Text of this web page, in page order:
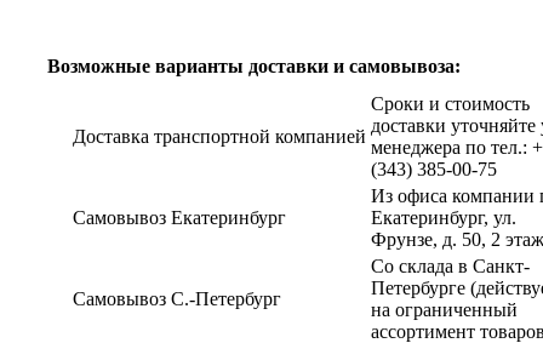
Возможные варианты доставки и самовывоза:
Доставка транспортной компанией
Сроки и стоимость
доставки уточняйте
менеджера по тел.:
(343) 385-00-75
Самовывоз Екатеринбург
Из офиса компании
Екатеринбург, ул.
Фрунзе, д. 50, 2 этаж
Самовывоз С.-Петербург
Со склада в Санкт-
Петербурге
на ограниченный
ассортимент